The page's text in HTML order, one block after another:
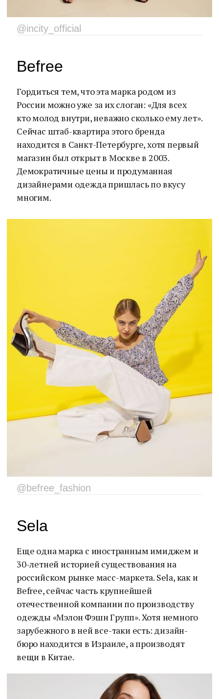
@incity_official
Befree
Гордиться тем, что эта марка родом из
России можно уже за их слоган: «Для всех
кто молод внутри, неважно сколько ему лет».
Сейчас штаб-квартира этого бренда
находится в Санкт-Петербурге, хотя первый
магазин был открыт в Москве в 2003.
Демократичные цены и продуманная
дизайнерами одежда пришлась по вкусу
многим.
@befree_fashion
Sela
Еще одна марка с иностранным имиджем и
30-летней историей существования на
российском рынке масс-маркета. Sela, как и
Befree, сейчас часть крупнейшей
отечественной компании по производству
одежды «Мэлон Фэшн Групп». Хотя немного
зарубежного в ней все-таки есть: дизайн-
бюро находится в Израиле, а производят
вещи в Китае.